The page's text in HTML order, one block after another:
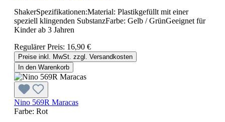
ShakerSpezifikationen:Material: Plastikgefüllt mit einer
speziell klingenden SubstanzFarbe: Gelb / GrünGeeignet für
Kinder ab 3 Jahren
Regulärer Preis: 16,90 €
Preise inkl. MwSt. zzgl. Versandkosten
In den Warenkorb
Nino 569R Maracas
Farbe: Rot